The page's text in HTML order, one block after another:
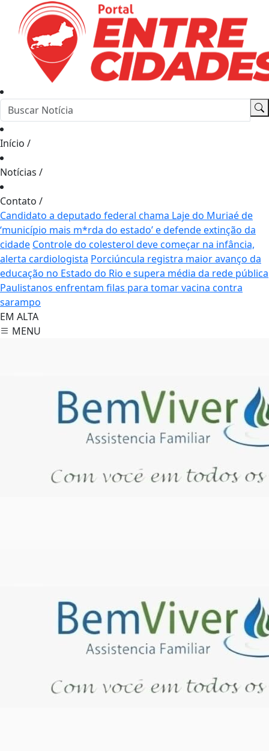
Início /
Notícias /
Contato /
Candidato a deputado federal chama Laje do Muriaé de
‘município mais m*rda do estado’ e defende extinção da
cidade Controle do colesterol deve começar na infância,
alerta cardiologista Porciúncula registra maior avanço da
educação no Estado do Rio e supera média da rede pública
Paulistanos enfrentam filas para tomar vacina contra
sarampo
EM ALTA
MENU